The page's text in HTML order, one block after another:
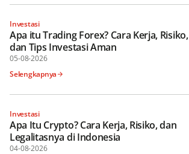
Investasi
Apa itu Trading Forex? Cara Kerja, Risiko,
dan Tips Investasi Aman
05-08-2026
Selengkapnya
Investasi
Apa Itu Crypto? Cara Kerja, Risiko, dan
Legalitasnya di Indonesia
04-08-2026